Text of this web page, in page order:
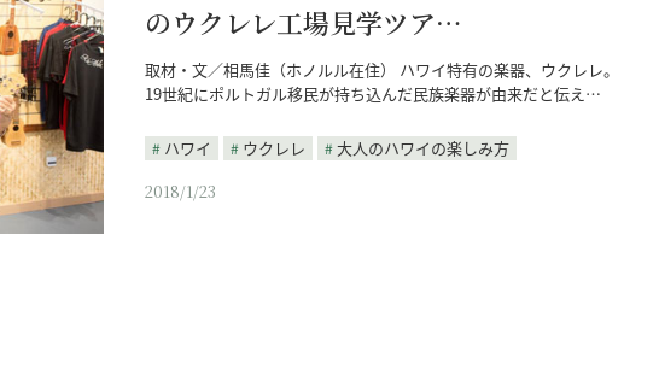
のウクレレ工場見学ツア…
取材・文／相馬佳（ホノルル在住） ハワイ特有の楽器、ウクレレ。
19世紀にポルトガル移民が持ち込んだ民族楽器が由来だと伝え…
ハワイ ウクレレ
大人のハワイの楽しみ方
2018/1/23